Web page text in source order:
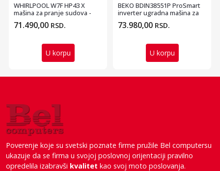
WHIRLPOOL W7F HP43 X
mašina za pranje sudova -
60cm
71.490,00 RSD.
U korpu
BEKO BDIN38551P ProSmart
inverter ugradna mašina za
pranje sudova
73.980,00 RSD.
U korpu
Poverenje koje su svetski poznate firme pružile Bel computersu
ukazuje da se firma u svojoj poslovnoj orijentaciji pravilno
opredelila izabravši kvalitet kao svoj moto poslovanja.